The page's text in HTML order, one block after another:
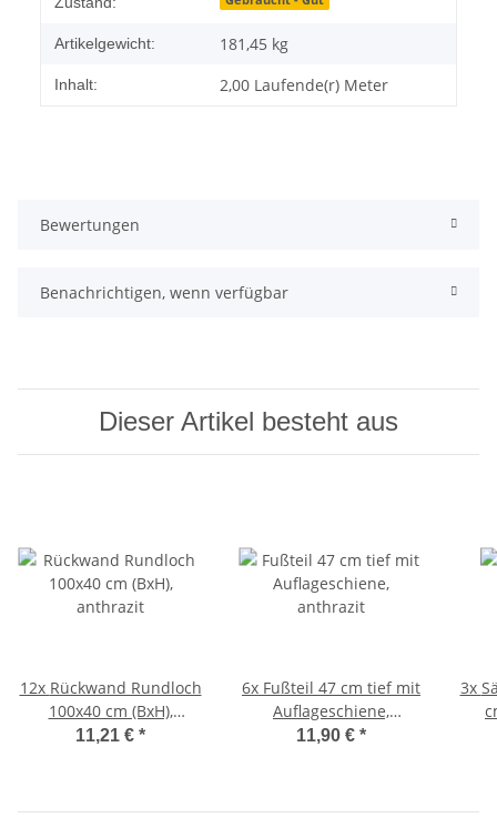
Artikelgewicht: 181,45 kg
Inhalt: 2,00 Laufende(r) Meter
Bewertungen
Benachrichtigen, wenn verfügbar
Dieser Artikel besteht aus
12x Rückwand Rundloch
100x40 cm (BxH),
anthrazit
11,21 € *
6x Fußteil 47 cm tief mit
Auflageschiene,
anthrazit
11,90 € *
3x